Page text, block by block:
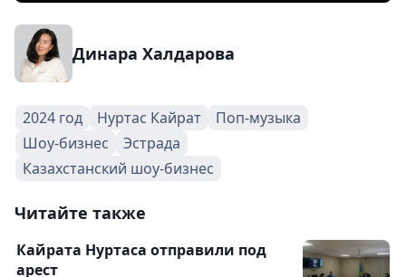
Динара Халдарова
2024 год Нуртас Кайрат
Поп-музыка
Шоу-бизнес
Эстрада
Казахстанский шоу-бизнес
Читайте также
Кайрата Нуртаса отправили под
арест